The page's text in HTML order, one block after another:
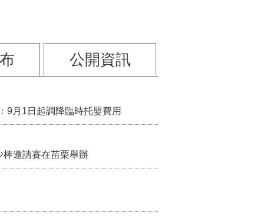
公開資訊
9月1日起調降臨時托嬰費用
邀請賽在苗栗舉辦